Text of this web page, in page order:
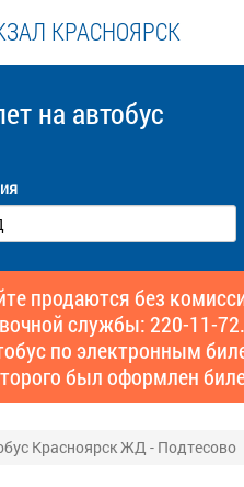
КРАСНОЯРСК
на автобус
продаются без
службы: 220-11-72.
по электронным
был оформлен
Красноярск ЖД - Подтесово